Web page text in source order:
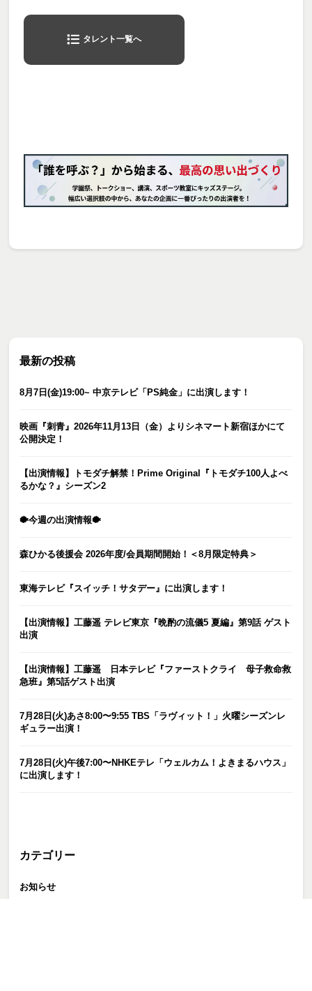
タレント一覧へ
最新の投稿
8月7日(金)19:00~ 中京テレビ「PS純金」に出演します！
映画『刺青』2026年11月13日（金）よりシネマート新宿ほかにて
公開決定！
【出演情報】トモダチ解禁！Prime Original『トモダチ100人よべ
るかな？』シーズン2
🐡今週の出演情報🐡
森ひかる後援会 2026年度/会員期間開始！＜8月限定特典＞
東海テレビ『スイッチ！サタデー』に出演します！
【出演情報】工藤遥 テレビ東京『晩酌の流儀5 夏編』第9話 ゲスト
出演
【出演情報】工藤遥 日本テレビ『ファーストクライ 母子救命救
急班』第5話ゲスト出演
7月28日(火)あさ8:00〜9:55 TBS「ラヴィット！」火曜シーズンレ
ギュラー出演！
7月28日(火)午後7:00〜NHKEテレ「ウェルカム！よきまるハウス」
に出演します！
カテゴリー
お知らせ